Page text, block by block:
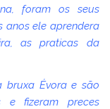
foram os seus
anos ele aprendera
as praticas da
Évora e são
e fizeram preces